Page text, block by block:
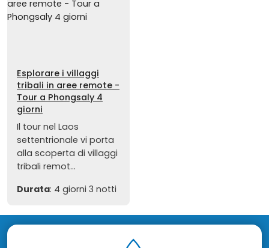
Esplorare i villaggi
tribali in aree remote -
Tour a Phongsaly 4
giorni
Il tour nel Laos
settentrionale vi porta
alla scoperta di villaggi
tribali remot...
Durata: 4 giorni 3 notti